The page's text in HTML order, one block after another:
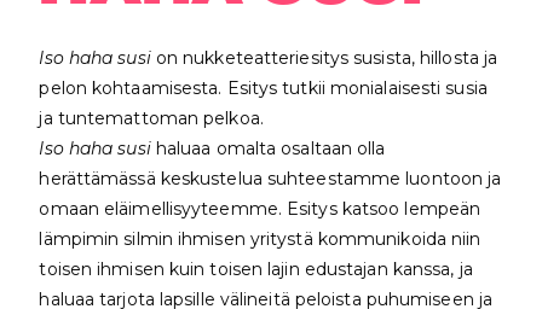
Iso haha susion nukketeatteriesitys susista, hillosta ja
pelon kohtaamisesta. Esitys tutkii monialaisesti susia
ja tuntemattoman pelkoa.
Iso haha susihaluaa omalta osaltaan olla
herättämässä keskustelua suhteestamme luontoon ja
omaan eläimellisyyteemme. Esitys katsoo lempeän
lämpimin silmin ihmisen yritystä kommunikoida niin
toisen ihmisen kuin toisen lajin edustajan kanssa, ja
haluaa tarjota lapsille välineitä peloista puhumiseen ja